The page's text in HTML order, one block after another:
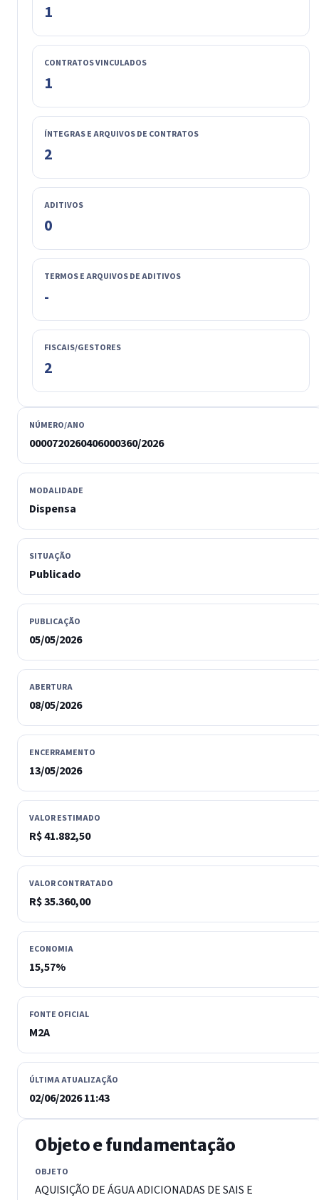
1
CONTRATOS VINCULADOS
1
ÍNTEGRAS E ARQUIVOS DE CONTRATOS
2
ADITIVOS
0
TERMOS E ARQUIVOS DE ADITIVOS
-
FISCAIS/GESTORES
2
NÚMERO/ANO
0000720260406000360/2026
MODALIDADE
Dispensa
SITUAÇÃO
Publicado
PUBLICAÇÃO
05/05/2026
ABERTURA
08/05/2026
ENCERRAMENTO
13/05/2026
VALOR ESTIMADO
R$ 41.882,50
VALOR CONTRATADO
R$ 35.360,00
ECONOMIA
15,57%
FONTE OFICIAL
M2A
ÚLTIMA ATUALIZAÇÃO
02/06/2026 11:43
Objeto e fundamentação
OBJETO
AQUISIÇÃO DE ÁGUA ADICIONADAS DE SAIS E